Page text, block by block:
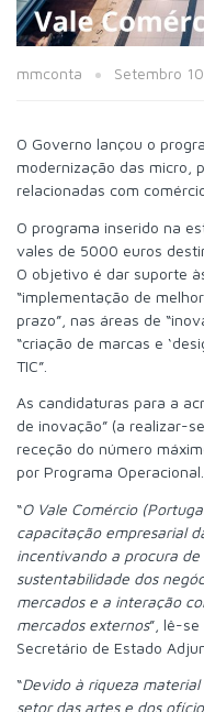
mmconta Setembro
O Governo lançou o
modernização das micro,
relacionadas com
O programa inserido na
vales de 5000 euros
O objetivo é dar suporte
“implementação de
prazo”, nas áreas de
“criação de marcas e
TIC”.
As candidaturas para a
de inovação” (a realizar-
receção do número
por Programa Operacional.
“O Vale Comércio
capacitação empresarial
incentivando a procura
sustentabilidade dos
mercados e a interação
mercados externos”, lê-
Secretário de Estado
“Devido à riqueza
setor das artes e dos